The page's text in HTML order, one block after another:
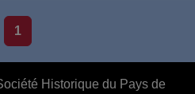
1
Historique du Pays de